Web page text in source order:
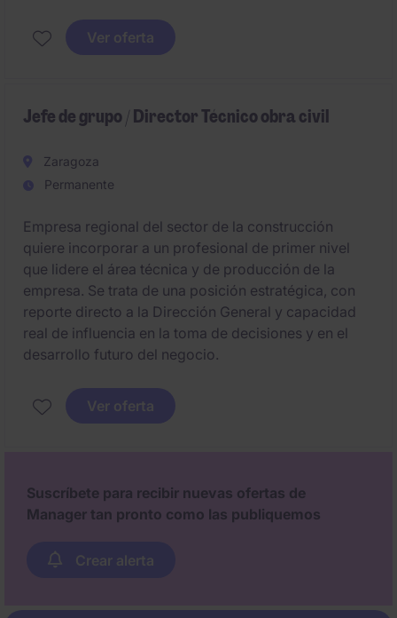
Lead the definition and execution of the global IT
strategy, including the implementation of a future
international organization.
Ver oferta
Jefe de grupo / Director Técnico obra civil
Zaragoza
Permanente
Empresa regional del sector de la construcción
quiere incorporar a un profesional de primer nivel
que lidere el área técnica y de producción de la
empresa. Se trata de una posición estratégica, con
reporte directo a la Dirección General y capacidad
real de influencia en la toma de decisiones y en el
desarrollo futuro del negocio.
Ver oferta
Suscríbete para recibir nuevas ofertas de
Manager tan pronto como las publiquemos
Crear alerta